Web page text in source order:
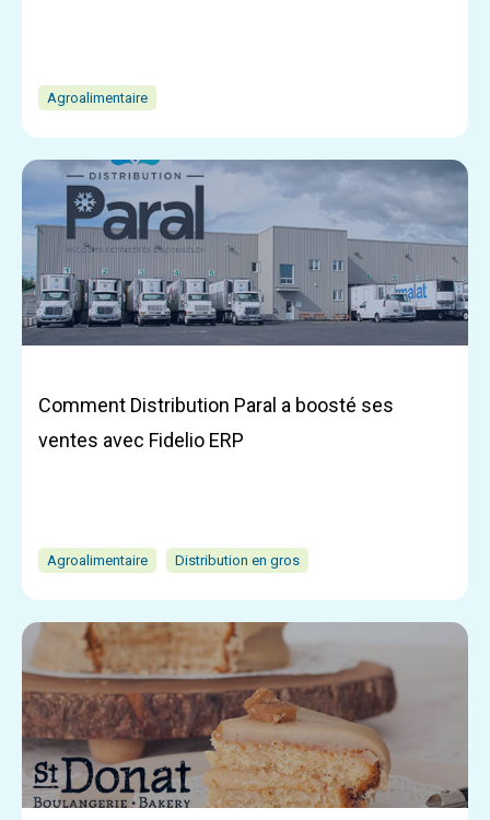
Agroalimentaire
Comment Distribution Paral a boosté ses
ventes avec Fidelio ERP
Agroalimentaire Distribution en gros